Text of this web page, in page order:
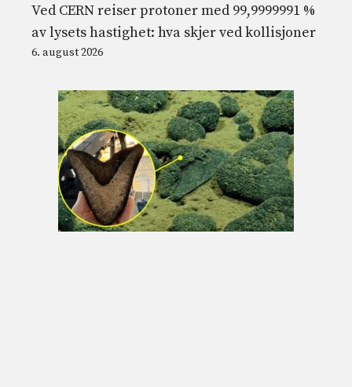
Ved CERN reiser protoner med 99,9999991 %
av lysets hastighet: hva skjer ved kollisjoner
6. august 2026